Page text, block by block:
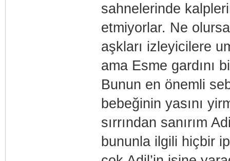
sahnelerinde
etmiyorlar. Ne
aşkları izleyicilere
ama Esme gardını
Bunun en önemli
bebeğinin yasını
sırrından sanırım
bununla ilgili hiçbir